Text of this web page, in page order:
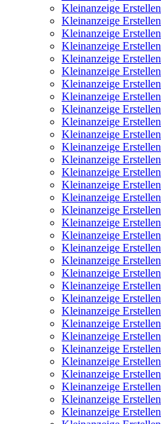
Kleinanzeige Erstellen
Kleinanzeige Erstellen
Kleinanzeige Erstellen
Kleinanzeige Erstellen
Kleinanzeige Erstellen
Kleinanzeige Erstellen
Kleinanzeige Erstellen
Kleinanzeige Erstellen
Kleinanzeige Erstellen
Kleinanzeige Erstellen
Kleinanzeige Erstellen
Kleinanzeige Erstellen
Kleinanzeige Erstellen
Kleinanzeige Erstellen
Kleinanzeige Erstellen
Kleinanzeige Erstellen
Kleinanzeige Erstellen
Kleinanzeige Erstellen
Kleinanzeige Erstellen
Kleinanzeige Erstellen
Kleinanzeige Erstellen
Kleinanzeige Erstellen
Kleinanzeige Erstellen
Kleinanzeige Erstellen
Kleinanzeige Erstellen
Kleinanzeige Erstellen
Kleinanzeige Erstellen
Kleinanzeige Erstellen
Kleinanzeige Erstellen
Kleinanzeige Erstellen
Kleinanzeige Erstellen
Kleinanzeige Erstellen
Kleinanzeige Erstellen